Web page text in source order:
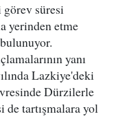
görev süresi
yerinden etme
yanı
Lazkiye'deki
Dürzilerle
de tartışmalara yol